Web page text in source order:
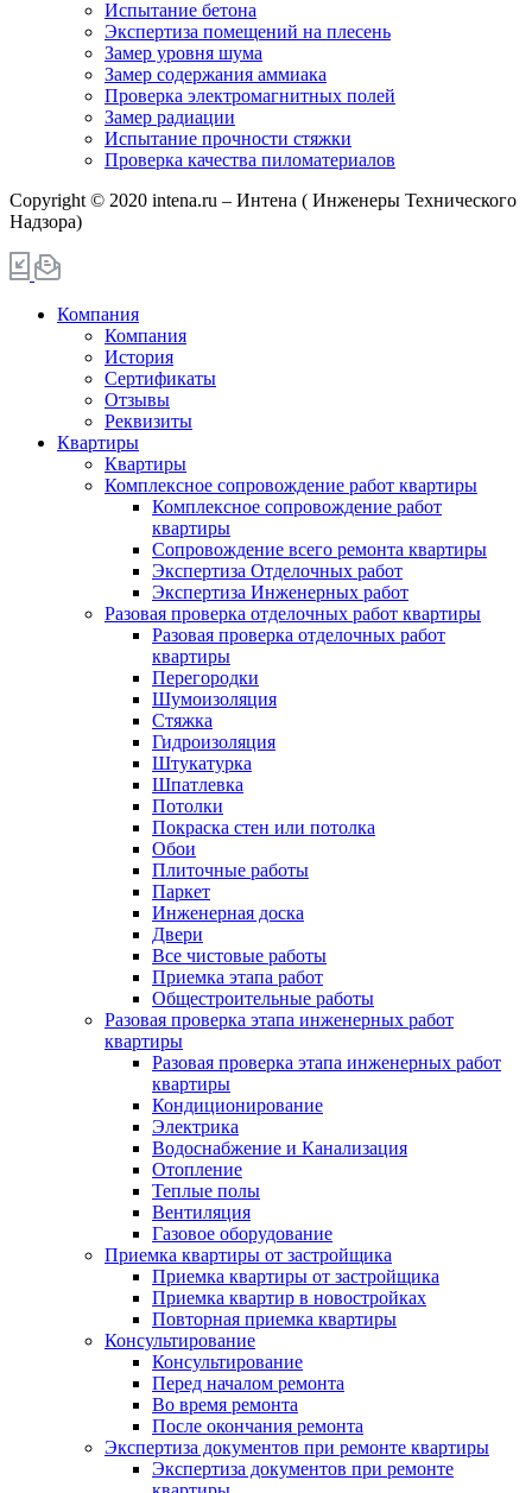
Испытание бетона
Экспертиза помещений на плесень
Замер уровня шума
Замер содержания аммиака
Проверка электромагнитных полей
Замер радиации
Испытание прочности стяжки
Проверка качества пиломатериалов
Copyright © 2020 intena.ru – Интена ( Инженеры Технического
Надзора)
Компания
Компания
История
Сертификаты
Отзывы
Реквизиты
Квартиры
Квартиры
Комплексное сопровождение работ квартиры
Комплексное сопровождение работ
квартиры
Сопровождение всего ремонта квартиры
Экспертиза Отделочных работ
Экспертиза Инженерных работ
Разовая проверка отделочных работ квартиры
Разовая проверка отделочных работ
квартиры
Перегородки
Шумоизоляция
Стяжка
Гидроизоляция
Штукатурка
Шпатлевка
Потолки
Покраска стен или потолка
Обои
Плиточные работы
Паркет
Инженерная доска
Двери
Все чистовые работы
Приемка этапа работ
Общестроительные работы
Разовая проверка этапа инженерных работ
квартиры
Разовая проверка этапа инженерных работ
квартиры
Кондиционирование
Электрика
Водоснабжение и Канализация
Отопление
Теплые полы
Вентиляция
Газовое оборудование
Приемка квартиры от застройщика
Приемка квартиры от застройщика
Приемка квартир в новостройках
Повторная приемка квартиры
Консультирование
Консультирование
Перед началом ремонта
Во время ремонта
После окончания ремонта
Экспертиза документов при ремонте квартиры
Экспертиза документов при ремонте